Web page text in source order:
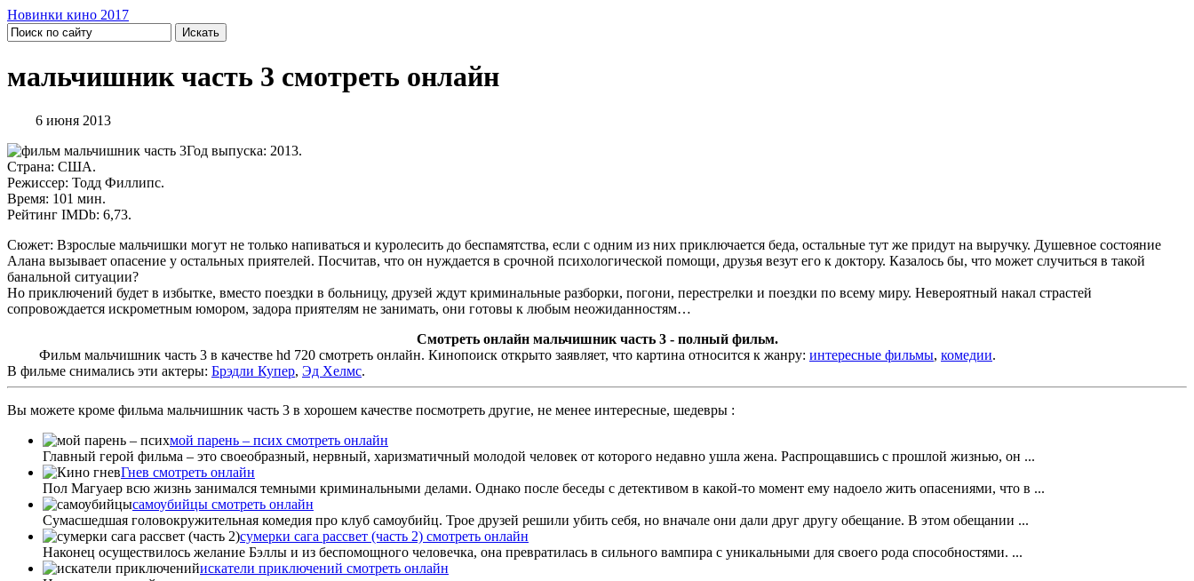
Новинки кино 2017
мальчишник часть 3 смотреть онлайн
6 июня 2013
Год выпуска: 2013.
Страна: США.
Режиссер: Тодд Филлипс.
Время: 101 мин.
Рейтинг IMDb: 6,73.
Сюжет: Взрослые мальчишки могут не только напиваться и куролесить до беспамятства, если с одним из них приключается беда, остальные тут же придут на выручку. Душевное состояние
Алана вызывает опасение у остальных приятелей. Посчитав, что он нуждается в срочной психологической помощи, друзья везут его к доктору. Казалось бы, что может случиться в такой
банальной ситуации?
Но приключений будет в избытке, вместо поездки в больницу, друзей ждут криминальные разборки, погони, перестрелки и поездки по всему миру. Невероятный накал страстей
сопровождается искрометным юмором, задора приятелям не занимать, они готовы к любым неожиданностям…
Смотреть онлайн мальчишник часть 3 - полный фильм.
Фильм мальчишник часть 3 в качестве hd 720 смотреть онлайн. Кинопоиск открыто заявляет, что картина относится к жанру: интересные фильмы, комедии.
В фильме снимались эти актеры: Брэдли Купер, Эд Хелмс.
Вы можете кроме фильма мальчишник часть 3 в хорошем качестве посмотреть другие, не менее интересные, шедевры :
мой парень – псих смотреть онлайн
Главный герой фильма – это своеобразный, нервный, харизматичный молодой человек от которого недавно ушла жена. Распрощавшись с прошлой жизнью, он ...
Гнев смотреть онлайн
Пол Магуаер всю жизнь занимался темными криминальными делами. Однако после беседы с детективом в какой-то момент ему надоело жить опасениями, что в ...
самоубийцы смотреть онлайн
Сумасшедшая головокружительная комедия про клуб самоубийц. Трое друзей решили убить себя, но вначале они дали друг другу обещание. В этом обещании ...
сумерки сага рассвет (часть 2) смотреть онлайн
Наконец осуществилось желание Бэллы и из беспомощного человечка, она превратилась в сильного вампира с уникальными для своего рода способностями. ...
искатели приключений смотреть онлайн